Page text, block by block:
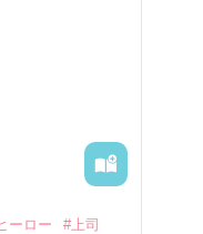
閥御曹司に
影恭司その
れた上、二
ーロー #上司